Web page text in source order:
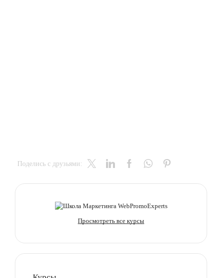
Поделись с друзьями:
Просмотреть все курсы